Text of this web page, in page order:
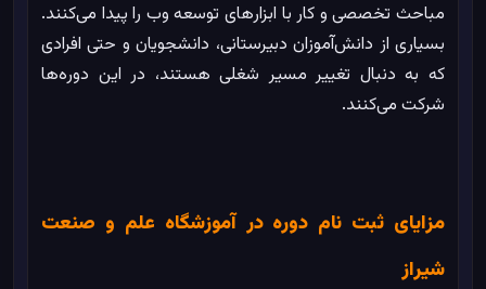
مباحث تخصصی و کار با ابزارهای توسعه وب را پیدا می‌کنند.
بسیاری از دانش‌آموزان دبیرستانی، دانشجویان و حتی افرادی
که به دنبال تغییر مسیر شغلی هستند، در این دوره‌ها
شرکت می‌کنند.
مزایای ثبت نام دوره در آموزشگاه علم و صنعت
شیراز